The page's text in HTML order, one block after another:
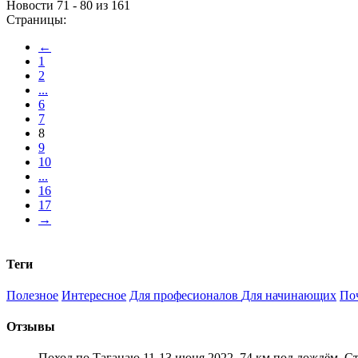
Новости 71 - 80 из 161
Страницы:
←
1
2
...
6
7
8
9
10
...
16
17
→
Теги
Полезное Интересное Для професионалов Для начинающих
Отзывы